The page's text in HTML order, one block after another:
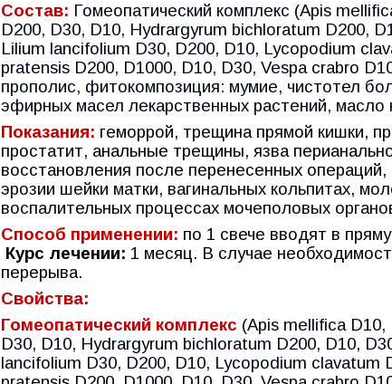
Состав: Гомеопатический комплекс (Apis
D200, D30, D10, Hydrargyrum bichloratum D200,
Lilium lancifolium D30, D200, D10, Lycopodium
pratensis D200, D1000, D10, D30, Vespa crabro
прополис, фитокомпозиция: мумие, чистотел
эфирных масел лекарственных растений, масло
Показания: геморрой, трещина прямой кишки,
простатит, анальные трещины, язва
восстановления после перенесенных
эрозии шейки матки, вагинальных кольпитах,
воспалительных процессах мочеполовых
Способ применении: по 1 свече вводят в
Курс лечении: 1 месяц. В случае
перерыва.
Свойства:
Гомеопатический комплекс (Apis mellifica
D30, D10, Hydrargyrum bichloratum D200, D10,
lancifolium D30, D200, D10, Lycopodium clavatum